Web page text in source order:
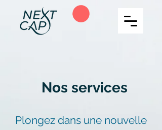
Nos services
Plongez dans une nouvelle